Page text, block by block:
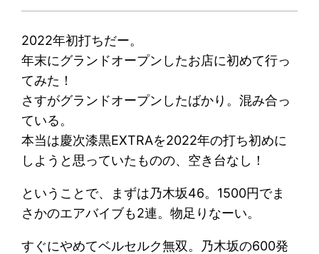
2022年初打ちだー。
年末にグランドオープンしたお店に初めて行っ
てみた！
さすがグランドオープンしたばかり。混み合っ
ている。
本当は慶次漆黒EXTRAを2022年の打ち初めに
しようと思っていたものの、空き台なし！
ということで、まずは乃木坂46。1500円でま
さかのエアバイブも2連。物足りなーい。
すぐにやめてベルセルク無双。乃木坂の600発